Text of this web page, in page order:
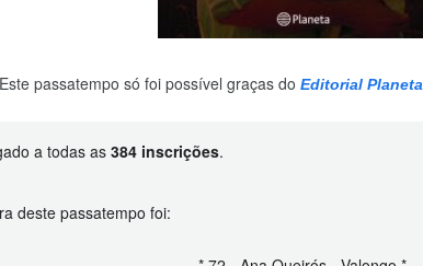
Este passatempo só foi possível graças do Editorial Planeta
a todas as 384 inscrições.
deste passatempo foi: